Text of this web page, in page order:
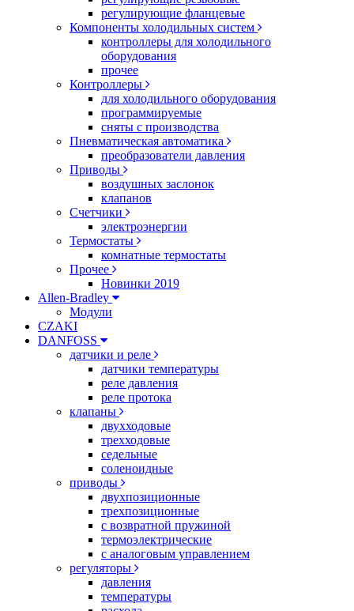
регулирующие фланцевые
Компоненты холодильных систем
контроллеры для холодильного
оборудования
прочее
Контроллеры
для холодильного оборудования
программируемые
сняты с производства
Пневматическая автоматика
преобразователи давления
Приводы
воздушных заслонок
клапанов
Счетчики
электроэнергии
Термостаты
комнатные термостаты
Прочее
Новинки 2019
Allen-Bradley
Модули
CZAKI
DANFOSS
датчики и реле
датчики температуры
реле давления
реле протока
клапаны
двухходовые
трехходовые
седельные
соленоидные
приводы
двухпозиционные
трехпозиционные
с возвратной пружиной
термоэлектрические
с аналоговым управлением
регуляторы
давления
температуры